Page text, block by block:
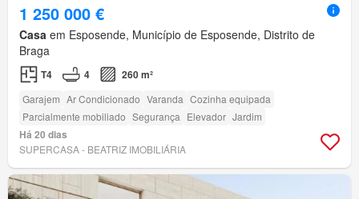
1 250 000 €
Casa em Esposende, Município de Esposende, Distrito de
Braga
T4 4 260 m²
Garajem Ar Condicionado Varanda Cozinha equipada
Parcialmente mobiliado Segurança Elevador Jardim
Há 20 dias
SUPERCASA - BEATRIZ IMOBILIÁRIA